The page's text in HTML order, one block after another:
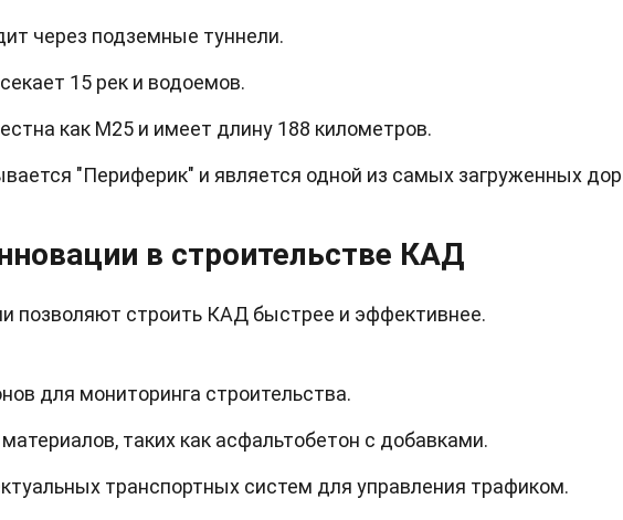
через подземные туннели.
15 рек и водоемов.
как M25 и имеет длину 188 километров.
"Периферик" и является одной из самых загруженных
в строительстве КАД
позволяют строить КАД быстрее и эффективнее.
для мониторинга строительства.
таких как асфальтобетон с добавками.
транспортных систем для управления трафиком.